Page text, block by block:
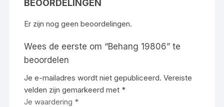
BEOORDELINGEN
Er zijn nog geen beoordelingen.
Wees de eerste om “Behang 19806” te
beoordelen
Je e-mailadres wordt niet gepubliceerd. Vereiste
velden zijn gemarkeerd met *
Je waardering *